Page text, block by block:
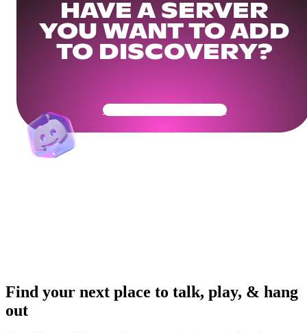
HAVE A SERVER
YOU WANT TO ADD
TO DISCOVERY?
Get Your Community Ready
Find your next place to talk, play, & hang
out